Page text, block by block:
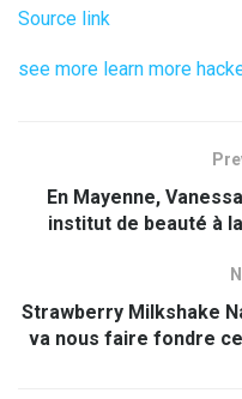
Source link
see more learn more
En Mayenne,
institut de beauté à
Strawberry Milkshake
va nous faire fondre